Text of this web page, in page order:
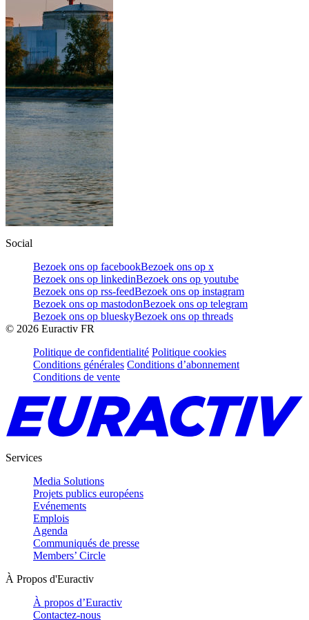
Social
Bezoek ons op facebookBezoek ons op x
Bezoek ons op linkedinBezoek ons op youtube
Bezoek ons op rss-feedBezoek ons op instagram
Bezoek ons op mastodonBezoek ons op telegram
Bezoek ons op blueskyBezoek ons op threads
© 2026 Euractiv FR
Politique de confidentialité Politique cookies
Conditions générales Conditions d’abonnement
Conditions de vente
Services
Media Solutions
Projets publics européens
Evénements
Emplois
Agenda
Communiqués de presse
Members’ Circle
À Propos d'Euractiv
À propos d’Euractiv
Contactez-nous